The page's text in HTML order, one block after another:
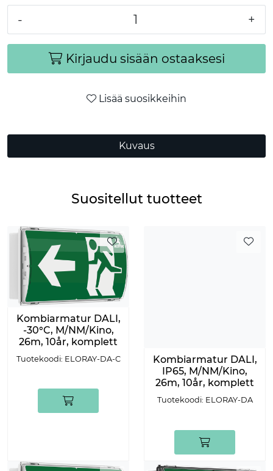
- +
Kirjaudu sisään ostaaksesi
Lisää suosikkeihin
Kuvaus
Suositellut tuotteet
Kombiarmatur DALI,
-30°C, M/NM/Kino,
26m, 10år, komplett
Tuotekoodi: ELORAY-DA-C
Kombiarmatur DALI,
IP65, M/NM/Kino,
26m, 10år, komplett
Tuotekoodi: ELORAY-DA